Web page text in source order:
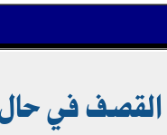
القصف في